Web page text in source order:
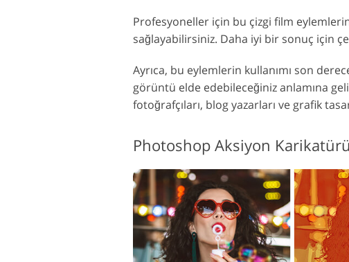
Profesyoneller için bu çizgi film
sağlayabilirsiniz. Daha iyi bir sonuç için
Ayrıca, bu eylemlerin kullanımı son
görüntü elde edebileceğiniz anlamına
fotoğrafçıları, blog yazarları ve grafik
Photoshop Aksiyon